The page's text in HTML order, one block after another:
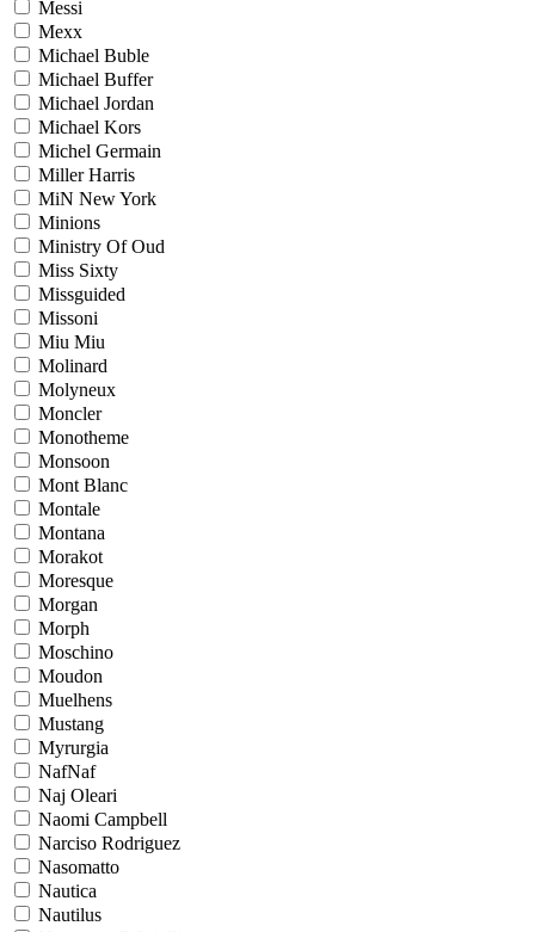
Messi
Mexx
Michael Buble
Michael Buffer
Michael Jordan
Michael Kors
Michel Germain
Miller Harris
MiN New York
Minions
Ministry Of Oud
Miss Sixty
Missguided
Missoni
Miu Miu
Molinard
Molyneux
Moncler
Monotheme
Monsoon
Mont Blanc
Montale
Montana
Morakot
Moresque
Morgan
Morph
Moschino
Moudon
Muelhens
Mustang
Myrurgia
NafNaf
Naj Oleari
Naomi Campbell
Narciso Rodriguez
Nasomatto
Nautica
Nautilus